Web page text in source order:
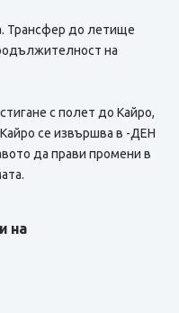
Трансфер до летище
на
с полет до Кайро,
се извършва в -ДЕН
да прави промени в
на